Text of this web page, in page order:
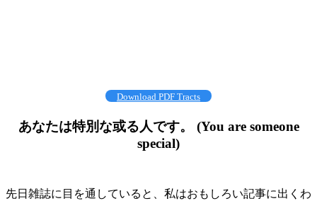
Download PDF Tracts
あなたは特別な或る人です。 (You are someone
special)
先日雑誌に目を通していると、私はおもしろい記事に出くわ